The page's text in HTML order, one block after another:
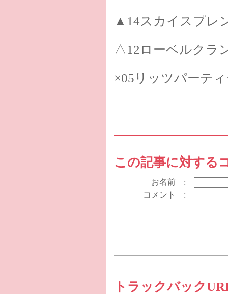
▲14スカイスプレ
△12ローベルクラ
×05リッツパーテ
この記事に対する
お名前 :
コメント :
トラックバック